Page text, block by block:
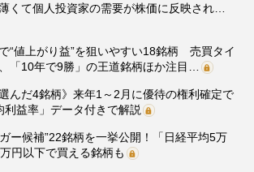
くて個人投資家の需要が株価に反映され…
“値上がり益”を狙いやすい18銘柄 売買タイ
「10年で9勝」の王道銘柄ほか注目…
んだ4銘柄》来年1～2月に優待の権利確定で
益率」データ付きで解説
ー候補”22銘柄を一挙公開！「日経平均5万
円以下で買える銘柄も